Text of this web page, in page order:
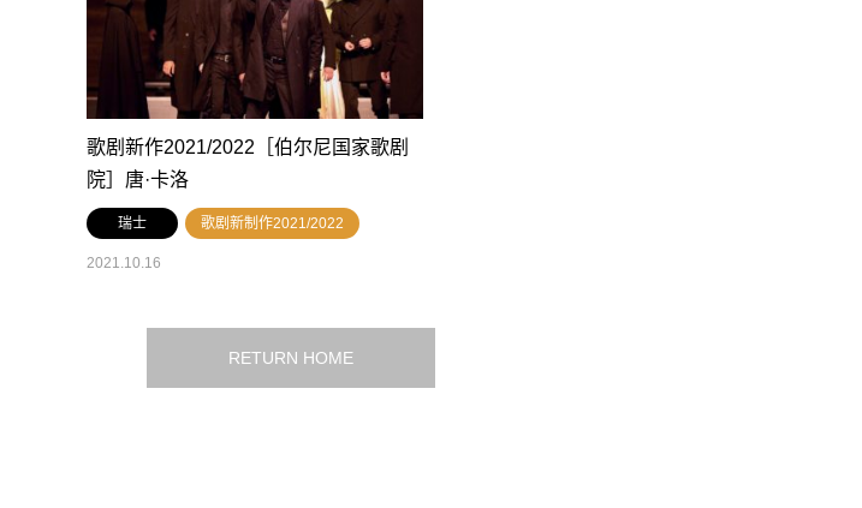
歌剧新作2021/2022［伯尔尼国家歌剧
院］唐·卡洛
瑞士 歌剧新制作2021/2022
2021.10.16
RETURN HOME